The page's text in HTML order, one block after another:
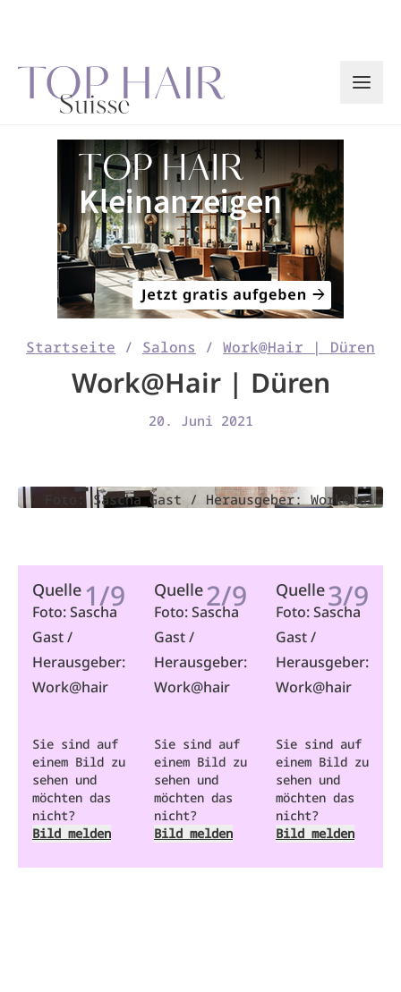
Startseite / Salons / Work@Hair | Düren
Work@Hair | Düren
20. Juni 2021
Foto: Sascha Gast / Herausgeber: Work@hair
1/9
Quelle
Foto: Sascha
Gast /
Herausgeber:
Work@hair
Sie sind auf
einem Bild zu
sehen und
möchten das
nicht?
Bild melden
2/9
Quelle
Foto: Sascha
Gast /
Herausgeber:
Work@hair
Sie sind auf
einem Bild zu
sehen und
möchten das
nicht?
Bild melden
3/9
Quelle
Foto: Sascha
Gast /
Herausgeber:
Work@hair
Sie sind auf
einem Bild zu
sehen und
möchten das
nicht?
Bild melden